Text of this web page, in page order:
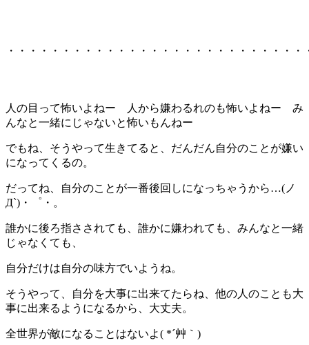
・・・・・・・・・・・・・・・・・・・・・・・・・・
人の目って怖いよねー 人から嫌わるれのも怖いよねー み
んなと一緒にじゃないと怖いもんねー
でもね、そうやって生きてると、だんだん自分のことが嫌い
になってくるの。
だってね、自分のことが一番後回しになっちゃうから…(ノ
Д`)・゜・。
誰かに後ろ指さされても、誰かに嫌われても、みんなと一緒
じゃなくても、
自分だけは自分の味方でいようね。
そうやって、自分を大事に出来てたらね、他の人のことも大
事に出来るようになるから、大丈夫。
全世界が敵になることはないよ( *´艸｀)